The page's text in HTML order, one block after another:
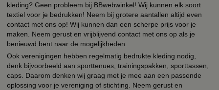
kleding? Geen probleem bij BBwebwinkel! Wij kunnen elk soort
textiel voor je bedrukken! Neem bij grotere aantallen altijd even
contact met ons op! Wij kunnen dan een scherpe prijs voor je
maken. Neem gerust en vrijblijvend contact met ons op als je
benieuwd bent naar de mogelijkheden.
Ook verenigingen hebben regelmatig bedrukte kleding nodig,
denk bijvoorbeeld aan sporttenues, trainingspakken, sporttassen,
caps. Daarom denken wij graag met je mee aan een passende
oplossing voor je vereniging of stichting. Neem gerust en